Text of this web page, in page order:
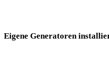
Eigene Generatoren